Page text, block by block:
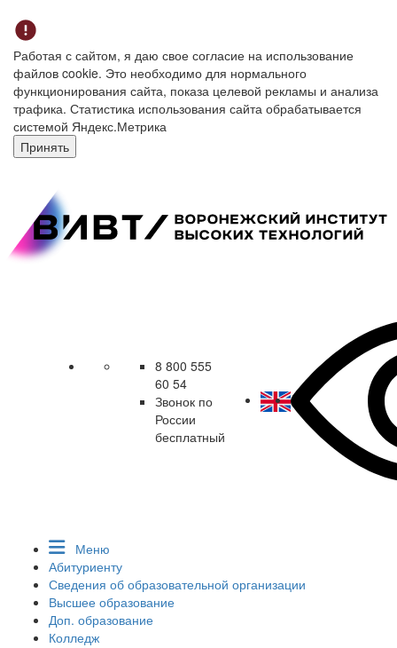
Работая с сайтом, я даю свое согласие на использование
файлов cookie. Это необходимо для нормального
функционирования сайта, показа целевой рекламы и анализа
трафика. Статистика использования сайта обрабатывается
системой Яндекс.Метрика
Принять
8 800 555
60 54
Звонок по
России
бесплатный
Меню
Абитуриенту
Сведения об образовательной организации
Высшее образование
Доп. образование
Колледж